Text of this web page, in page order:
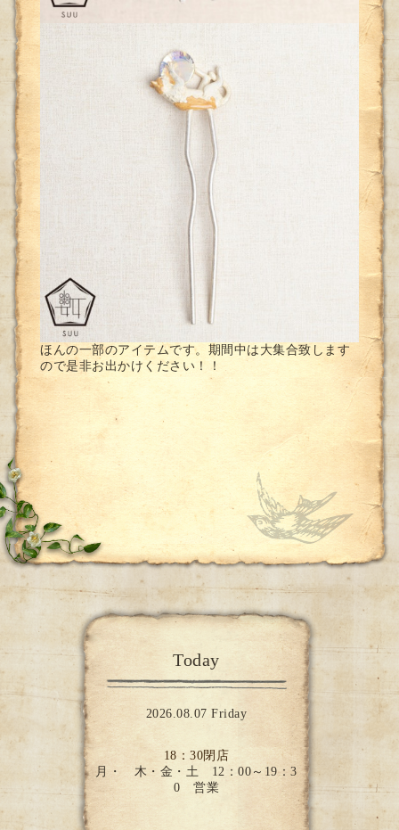
ほんの一部のアイテムです。期間中は大集合致します
ので是非お出かけください！！
Today
2026.08.07 Friday
18：30閉店
月・ 木・金・土 12：00～19：3
0 営業